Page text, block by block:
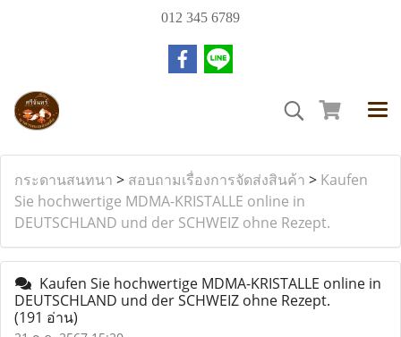
012 345 6789
กระดานสนทนา > สอบถามเรื่องการจัดส่งสินค้า > Kaufen
Sie hochwertige MDMA-KRISTALLE online in
DEUTSCHLAND und der SCHWEIZ ohne Rezept.
Kaufen Sie hochwertige MDMA-KRISTALLE online in
DEUTSCHLAND und der SCHWEIZ ohne Rezept.
(191 อ่าน)